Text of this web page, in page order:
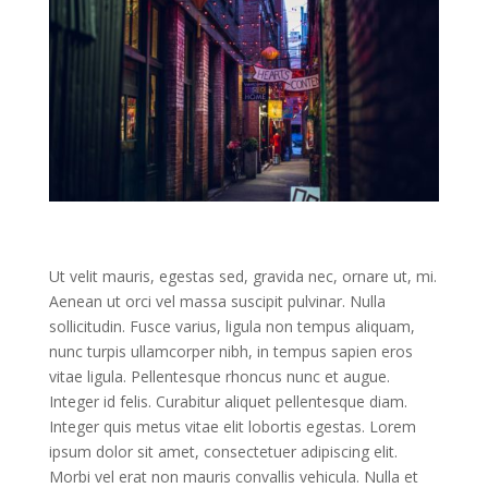
Ut velit mauris, egestas sed, gravida nec, ornare ut, mi.
Aenean ut orci vel massa suscipit pulvinar. Nulla
sollicitudin. Fusce varius, ligula non tempus aliquam,
nunc turpis ullamcorper nibh, in tempus sapien eros
vitae ligula. Pellentesque rhoncus nunc et augue.
Integer id felis. Curabitur aliquet pellentesque diam.
Integer quis metus vitae elit lobortis egestas. Lorem
ipsum dolor sit amet, consectetuer adipiscing elit.
Morbi vel erat non mauris convallis vehicula. Nulla et